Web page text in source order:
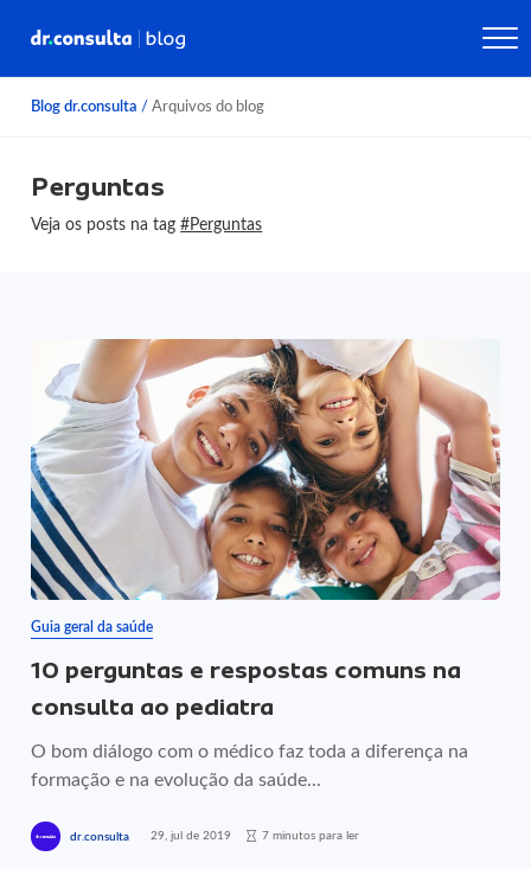
Blog dr.consulta / Arquivos do blog
Perguntas
Veja os posts na tag#Perguntas
Guia geral da saúde
10 perguntas e respostas comuns na
consulta ao pediatra
O bom diálogo com o médico faz toda a diferença na
formação e na evolução da saúde...
dr.consulta 29, jul de 2019 7 minutos para ler